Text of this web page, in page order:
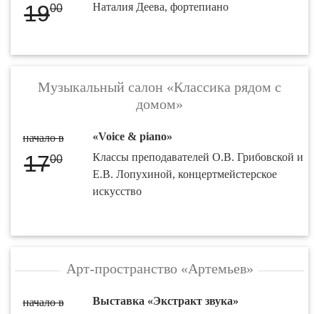
1900
Наталия Деева, фортепиано
Музыкальный салон «Классика рядом с
домом»
начало в
1700
«Voice & piano»
Классы преподавателей О.В. Грибовской и
Е.В. Лопухиной, концертмейстерское
искусство
Арт-пространство «Артемьев»
начало в Выставка «Экстракт звука»